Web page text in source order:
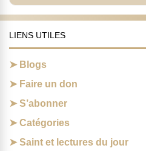
LIENS UTILES
Blogs
Faire un don
S’abonner
Catégories
Saint et lectures du jour